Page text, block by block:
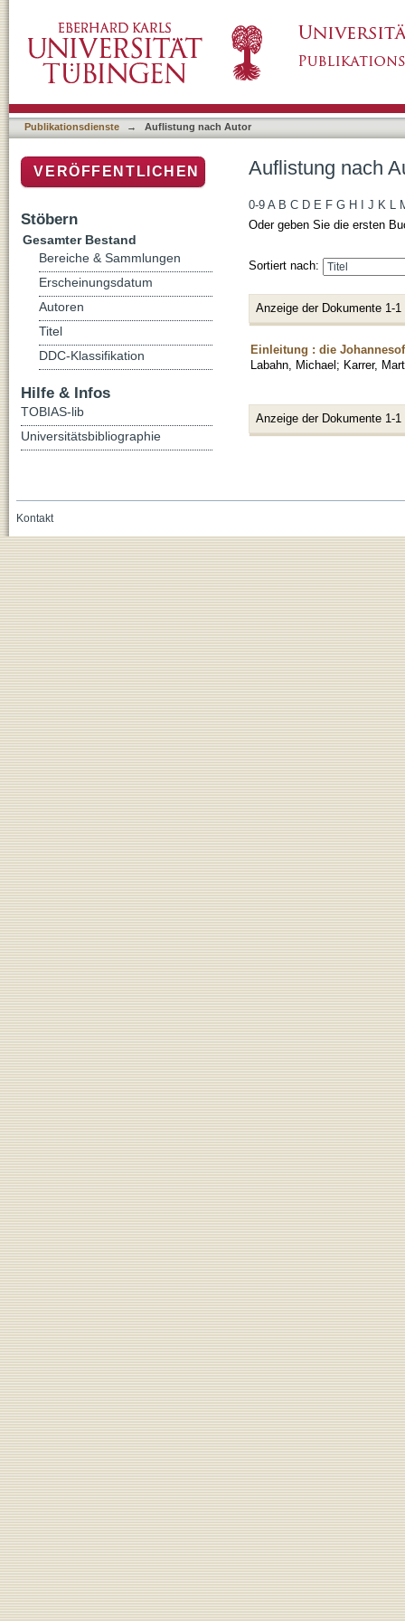
Publikationsdienste → Auflistung nach Autor
Auflistung nach
0-9 A B C D E F G H J K L
Oder geben Sie die ersten
Sortiert nach:
Anzeige der Dokumente 1-1
Einleitung : die
Labahn, Michael; Karrer,
Anzeige der Dokumente 1-1
VERÖFFENTLICHEN
Stöbern
Gesamter Bestand
Bereiche & Sammlungen
Erscheinungsdatum
Autoren
Titel
DDC-Klassifikation
Hilfe & Infos
TOBIAS-lib
Universitätsbibliographie
Kontakt